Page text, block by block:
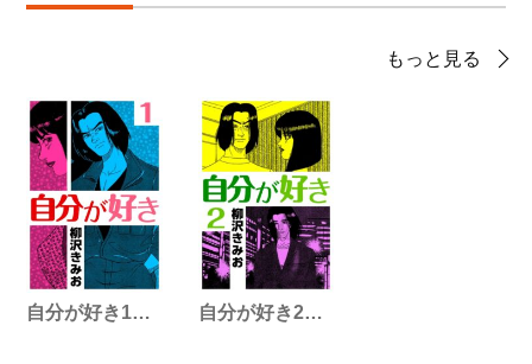
もっと見る
自分が好き1… 自分が好き2…